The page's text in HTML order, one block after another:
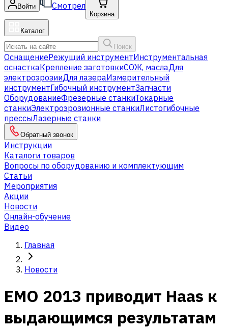
Войти Смотрел
Корзина
Каталог
Поиск
ОснащениеРежущий инструментИнструментальная
оснасткаКрепление заготовкиСОЖ, маслаДля
электроэрозииДля лазераИзмерительный
инструментГибочный инструментЗапчасти
ОборудованиеФрезерные станкиТокарные
станкиЭлектроэрозионные станкиЛистогибочные
прессыЛазерные станки
Обратный звонок
Инструкции
Каталоги товаров
Вопросы по оборудованию и комплектующим
Статьи
Мероприятия
Акции
Новости
Онлайн-обучение
Видео
Главная
Новости
EMO 2013 приводит Haas к
выдающимся результатам